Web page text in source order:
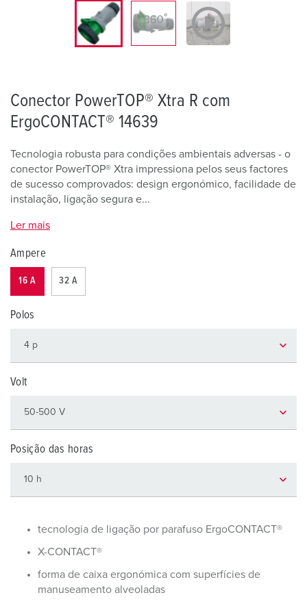
Conector PowerTOP® Xtra R com
ErgoCONTACT® 14639
Tecnologia robusta para condições ambientais adversas - o
conector PowerTOP® Xtra impressiona pelos seus factores
de sucesso comprovados: design ergonómico, facilidade de
instalação, ligação segura e...
Ler mais
Ampere
16 A 32 A
Polos
Volt
Posição das horas
tecnologia de ligação por parafuso ErgoCONTACT®
X-CONTACT®
forma de caixa ergonómica com superfícies de
manuseamento alveoladas